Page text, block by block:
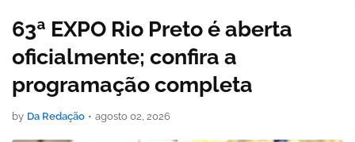
63ª EXPO Rio Preto é aberta
oficialmente; confira a
programação completa
by Da Redação • agosto 02, 2026